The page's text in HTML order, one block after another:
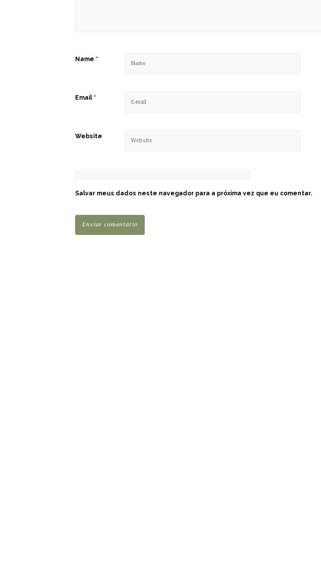
Name *
Email *
Website
Salvar meus dados neste navegador para a próxima vez que eu comentar.